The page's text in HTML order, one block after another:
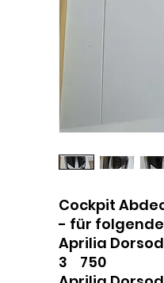
Cockpit
- für
Aprilia
3 750